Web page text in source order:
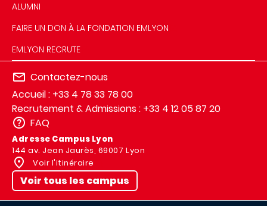
ALUMNI
FAIRE UN DON À LA FONDATION EMLYON
EMLYON RECRUTE
Contactez-nous
Accueil : +33 4 78 33 78 00
Recrutement & Admissions : +33 4 12 05 87 20
FAQ
Adresse Campus Lyon
144 av. Jean Jaurès, 69007 Lyon
Voir l'itinéraire
Voir tous les campus